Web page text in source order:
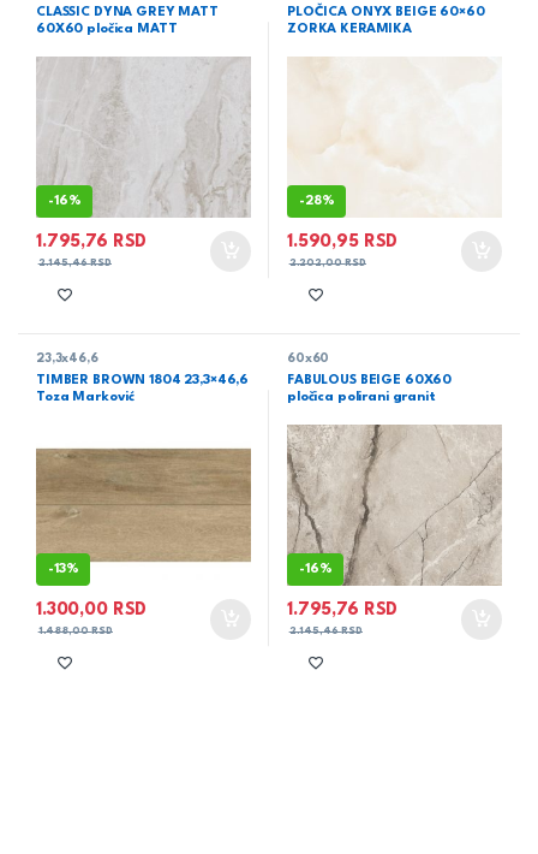
CLASSIC DYNA GREY MATT
60X60 pločica MATT
-16%
1.795,76 RSD
2.145,46RSD
PLOČICA ONYX BEIGE 60×60
ZORKA KERAMIKA
-28%
1.590,95 RSD
2.202,00RSD
23,3x46,6
TIMBER BROWN 1804 23,3×46,6
Toza Marković
-13%
1.300,00 RSD
1.488,00RSD
60x60
FABULOUS BEIGE 60X60
pločica polirani granit
-16%
1.795,76 RSD
2.145,46RSD